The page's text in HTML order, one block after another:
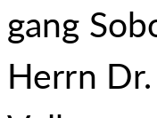
gang
Herrn